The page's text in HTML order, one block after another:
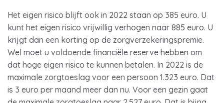
Het eigen risico blijft ook in 2022 staan op 385 euro. U
kunt het eigen risico vrijwillig verhogen naar 885 euro. U
krijgt dan een korting op de zorgverzekeringspremie.
Wel moet u voldoende financiële reserve hebben om
dat hoge eigen risico te kunnen betalen. In 2022 is de
maximale zorgtoeslag voor een persoon 1.323 euro. Dat
is 3 euro per maand meer dan nu. Voor een gezin gaat